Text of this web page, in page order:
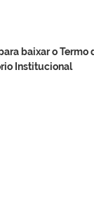
baixar o Termo
Institucional